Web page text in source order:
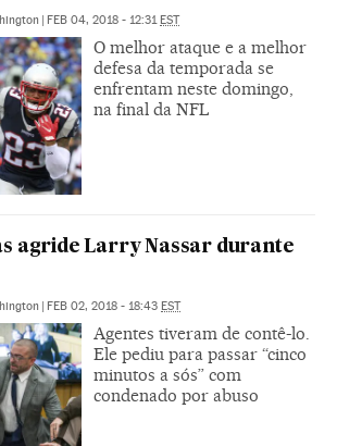
FEB 04, 2018 - 12:31 EST
O melhor ataque e a melhor
defesa da temporada se
enfrentam neste domingo,
na final da NFL
agride Larry Nassar durante
FEB 02, 2018 - 18:43 EST
Agentes tiveram de contê-lo.
Ele pediu para passar “cinco
minutos a sós” com
condenado por abuso